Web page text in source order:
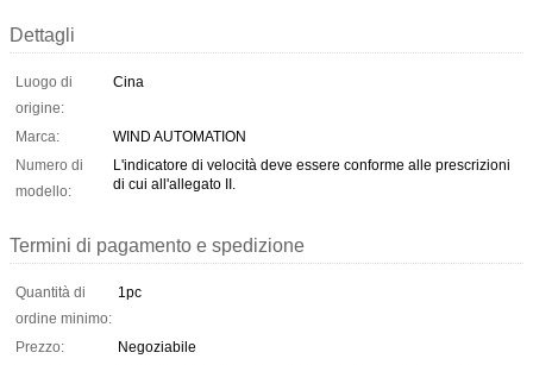
Dettagli
Luogo di
origine:
Cina
Marca:
WIND AUTOMATION
Numero di
modello:
L'indicatore di velocità deve essere conforme alle prescrizioni
di cui all'allegato II.
Termini di pagamento e spedizione
Quantità di
ordine minimo:
1pc
Prezzo:
Negoziabile